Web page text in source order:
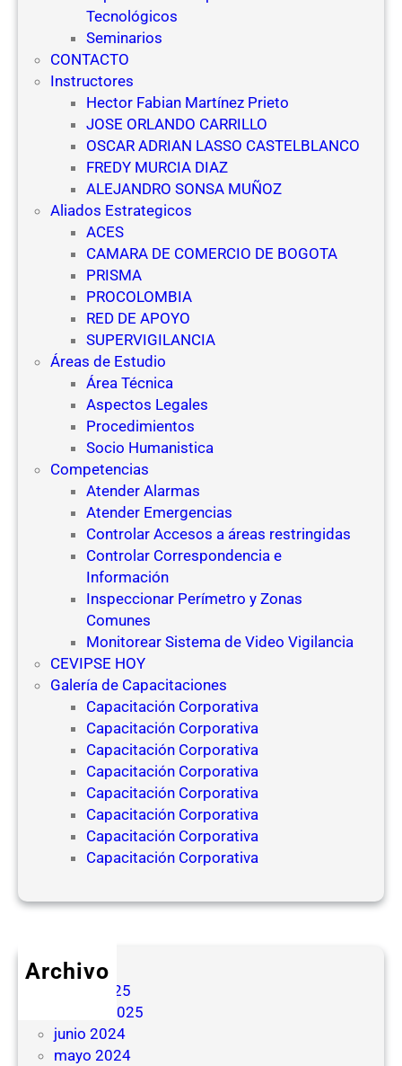
Tecnológicos
Seminarios
CONTACTO
Instructores
Hector Fabian Martínez Prieto
JOSE ORLANDO CARRILLO
OSCAR ADRIAN LASSO CASTELBLANCO
FREDY MURCIA DIAZ
ALEJANDRO SONSA MUÑOZ
Aliados Estrategicos
ACES
CAMARA DE COMERCIO DE BOGOTA
PRISMA
PROCOLOMBIA
RED DE APOYO
SUPERVIGILANCIA
Áreas de Estudio
Área Técnica
Aspectos Legales
Procedimientos
Socio Humanistica
Competencias
Atender Alarmas
Atender Emergencias
Controlar Accesos a áreas restringidas
Controlar Correspondencia e
Información
Inspeccionar Perímetro y Zonas
Comunes
Monitorear Sistema de Video Vigilancia
CEVIPSE HOY
Galería de Capacitaciones
Capacitación Corporativa
Capacitación Corporativa
Capacitación Corporativa
Capacitación Corporativa
Capacitación Corporativa
Capacitación Corporativa
Capacitación Corporativa
Capacitación Corporativa
Archivo
mayo 2025
febrero 2025
junio 2024
mayo 2024